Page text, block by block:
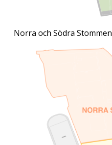
Norra och Södra Stommen